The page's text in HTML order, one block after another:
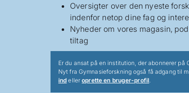
Oversigter over den nyeste
indenfor netop dine fag og
Nyheder om vores magasin,
tiltag
Er du ansat på en institution, der abonnerer på
Nyt fra Gymnasieforskning også få adgang til
ind elleroprette en bruger-profil